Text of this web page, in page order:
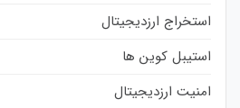
استخراج ارزدیجیتال
استیبل کوین ها
امنیت ارزدیجیتال